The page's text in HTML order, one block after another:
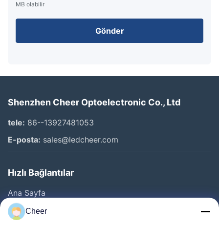
MB olabilir
Gönder
Shenzhen Cheer Optoelectronic Co., Ltd
tele: 86--13927481053
E-posta: sales@ledcheer.com
Hızlı Bağlantılar
Ana Sayfa
ÜrünlerCheer